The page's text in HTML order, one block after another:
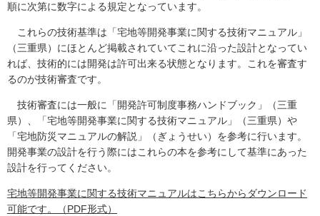
順に次第に数字による規定となっています。
これらの技術基準は「宅地等開発事業に関する技術マニュアル」
（三重県）にほとんど掲載されていてこれに沿った設計となってい
れば、技術的には開発は許可出来る状態となります。これを審査す
るのが技術審査です。
技術審査には一般に「開発許可制度事務ハンドブック」（三重
県）、「宅地等開発事業に関する技術マニュアル」（三重県）や
「宅地防災マニュアルの解説」（ぎょうせい）を参考に行います。
開発事業の設計を行う際にはこれらの本を参考にして基準にあった
設計を行ってください。
宅地等開発事業に関する技術マニュアルはこちらからダウンロード
可能です。（PDF形式）